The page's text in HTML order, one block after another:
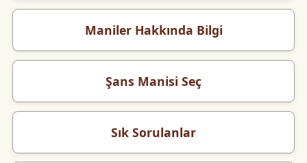
Maniler Hakkında Bilgi
Şans Manisi Seç
Sık Sorulanlar